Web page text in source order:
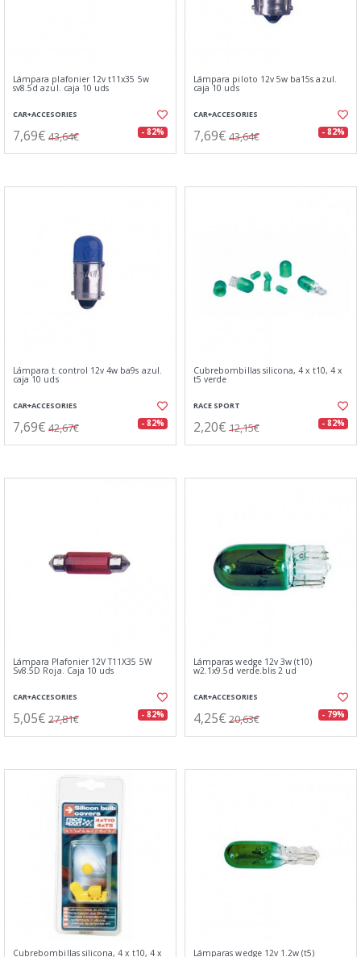
Lámpara plafonier 12v t11x35 5w
sv8.5d azul. caja 10 uds
CAR+ACCESORIES
7,69€ 43,64€ - 82%
Lámpara piloto 12v 5w ba15s azul.
caja 10 uds
CAR+ACCESORIES
7,69€ 43,64€ - 82%
Lámpara t.control 12v 4w ba9s azul.
caja 10 uds
CAR+ACCESORIES
7,69€ 42,67€ - 82%
Cubrebombillas silicona, 4 x t10, 4 x
t5 verde
RACE SPORT
2,20€ 12,15€ - 82%
Lámpara Plafonier 12V T11X35 5W
Sv8.5D Roja. Caja 10 uds
CAR+ACCESORIES
5,05€ 27,81€ - 82%
Lámparas wedge 12v 3w (t10)
w2.1x9.5d verde.blis 2 ud
CAR+ACCESORIES
4,25€ 20,63€ - 79%
Cubrebombillas silicona, 4 x t10, 4 x Lámparas wedge 12v 1.2w (t5)